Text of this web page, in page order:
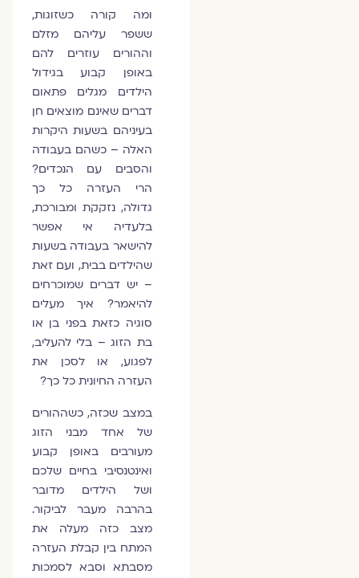
ומה קורה כשזוגות,
ששפר עליהם מזלם
וההורים עוזרים להם
באופן קבוע בגידול
הילדים מגלים פתאום
דברים שאינם מוצאים חן
בעיניהם בשעות היקרות
האלה – כשהם בעבודה
והסבים עם הנכדים?
הרי העזרה כל כך
גדולה, נזקקת ומבורכת,
בלעדיה אי אפשר
להישאר בעבודה בשעות
שהילדים בבית, ועם זאת
– יש דברים שמוכרחים
להיאמר? איך מעלים
סוגיה כזאת בפני בן או
בת הזוג – בלי להעליב,
לפגוע, או לסכן את
העזרה החיונית כל כך?
במצב שכזה, כשההורים
של אחד מבני הזוג
מעורבים באופן קבוע
ואינטנסיבי בחיים שלכם
ושל הילדים מדובר
בהרבה מעבר לביקור.
מצב כזה מעלה את
המתח בין קבלת העזרה
מסבתא וסבא לסמכות